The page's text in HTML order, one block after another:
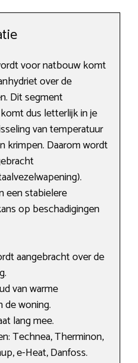
voor natbouw komt
over de
Dit segment
dus letterlijk in je
van temperatuur
krimpen. Daarom wordt
een stabielere
op beschadigingen
aangebracht over de
van warme
de woning.
lang mee.
Technea, Therminon,
e-Heat, Danfoss.